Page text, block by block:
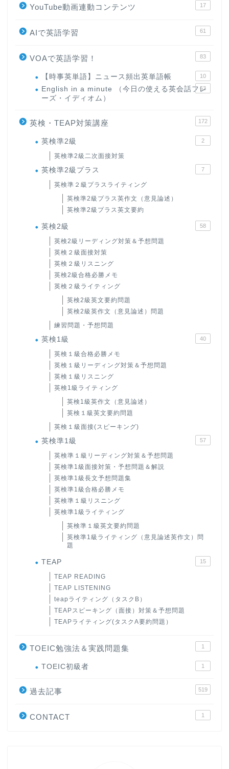
YouTube動画連動コンテンツ 17
AIで英語学習 61
VOAで英語学習！ 83
【時事英単語】ニュース頻出英単語帳 10
English in a minute （今日の使える英会話フレ
ーズ・イディオム）
63
英検・TEAP対策講座 172
英検準2級 2
英検準2級二次面接対策
英検準2級プラス 7
英検準２級プラスライティング
英検準2級プラス英作文（意見論述）
英検準2級プラス英文要約
英検2級 58
英検2級リーディング対策＆予想問題
英検２級面接対策
英検２級リスニング
英検2級合格必勝メモ
英検２級ライティング
英検2級英文要約問題
英検2級英作文（意見論述）問題
練習問題・予想問題
英検1級 40
英検１級合格必勝メモ
英検１級リーディング対策＆予想問題
英検１級リスニング
英検1級ライティング
英検1級英作文（意見論述）
英検１級英文要約問題
英検１級面接(スピーキング)
英検準1級 57
英検準１級リーディング対策＆予想問題
英検準1級面接対策・予想問題＆解説
英検準1級長文予想問題集
英検準1級合格必勝メモ
英検準１級リスニング
英検準1級ライティング
英検準１級英文要約問題
英検準1級ライティング（意見論述英作文）問
題
TEAP 15
TEAP READING
TEAP LISTENING
teapライティング（タスクB）
TEAPスピーキング（面接）対策＆予想問題
TEAPライティング(タスクA要約問題）
TOEIC勉強法＆実践問題集 1
TOEIC初級者 1
過去記事 519
CONTACT 1